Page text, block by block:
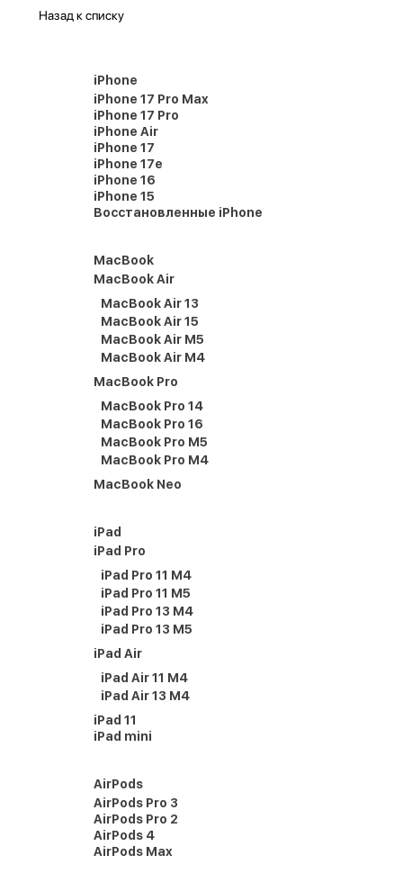
Назад к списку
iPhone
iPhone 17 Pro Max
iPhone 17 Pro
iPhone Air
iPhone 17
iPhone 17e
iPhone 16
iPhone 15
Восстановленные iPhone
MacBook
MacBook Air
MacBook Air 13
MacBook Air 15
MacBook Air M5
MacBook Air M4
MacBook Pro
MacBook Pro 14
MacBook Pro 16
MacBook Pro M5
MacBook Pro M4
MacBook Neo
iPad
iPad Pro
iPad Pro 11 M4
iPad Pro 11 M5
iPad Pro 13 M4
iPad Pro 13 M5
iPad Air
iPad Air 11 M4
iPad Air 13 M4
iPad 11
iPad mini
AirPods
AirPods Pro 3
AirPods Pro 2
AirPods 4
AirPods Max